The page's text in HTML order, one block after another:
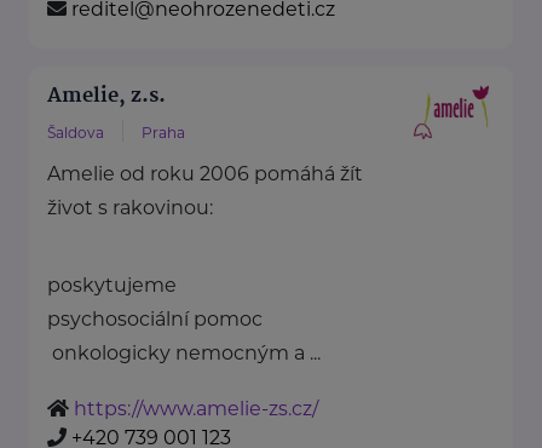
reditel@neohrozenedeti.cz
Amelie, z.s.
Šaldova Praha
Amelie od roku 2006 pomáhá žít
život s rakovinou:
poskytujeme
psychosociální pomoc
onkologicky nemocným a ...
https://www.amelie-zs.cz/
+420 739 001 123